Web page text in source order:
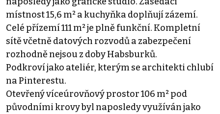
místnost 15,6 m² a kuchyňka doplňují zázemí.
Celé přízemí 111 m² je plně funkční. Kompletní
sítě včetně datových rozvodů a zabezpečení
rozhodně nejsou z doby Habsburků.
Podkroví jako ateliér, kterým se architekti chlubí
na Pinterestu.
Otevřený víceúrovňový prostor 106 m² pod
původními krovy byl naposledy využíván jako